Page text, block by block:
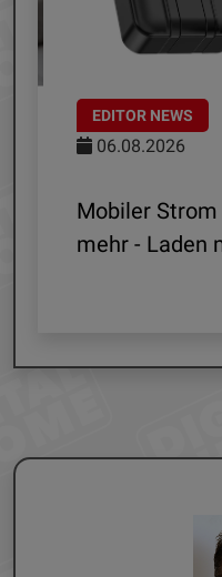
EDITOR NEWS
06.08.2026
Mobiler
mehr - Laden